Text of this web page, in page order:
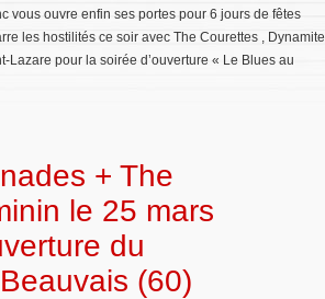
vous ouvre enfin ses portes pour 6 jours de fêtes
les hostilités ce soir avec The Courettes , Dynamite
pour la soirée d’ouverture « Le Blues au
+ The
le 25 mars
du
(60)